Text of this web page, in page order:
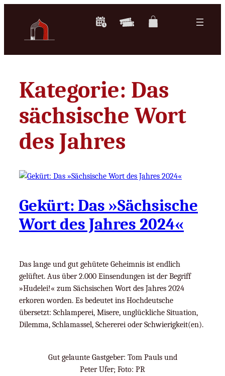
Kategorie: Das
sächsische Wort
des Jahres
Gekürt: Das »Sächsische
Wort des Jahres 2024«
Das lange und gut gehütete Geheimnis ist endlich
gelüftet. Aus über 2.000 Einsendungen ist der Begriff
»Hudelei!« zum Sächsischen Wort des Jahres 2024
erkoren worden. Es bedeutet ins Hochdeutsche
übersetzt: Schlamperei, Misere, unglückliche Situation,
Dilemma, Schlamassel, Schererei oder Schwierigkeit(en).
Gut gelaunte Gastgeber: Tom Pauls und
Peter Ufer; Foto: PR